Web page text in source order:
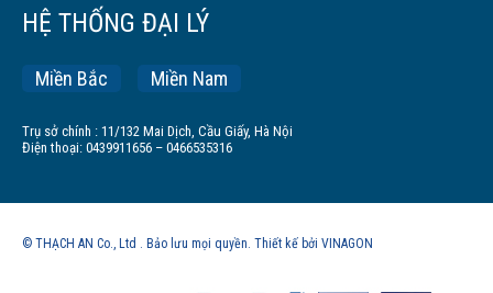
HỆ THỐNG ĐẠI LÝ
Miền Bắc Miền Nam
Trụ sở chính : 11/132 Mai Dịch, Cầu Giấy, Hà Nội
Điện thoại: 0439911656 – 0466535316
© THẠCH AN Co., Ltd . Bảo lưu mọi quyền. Thiết kế bởi VINAGON